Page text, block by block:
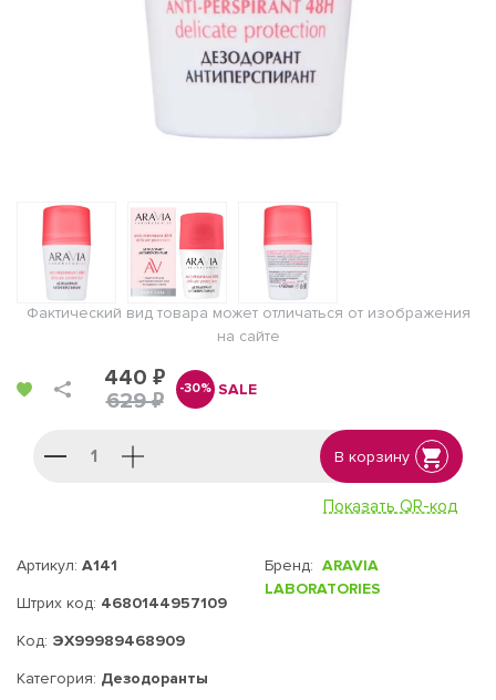
Фактический вид товара может отличаться от изображения
на сайте
440 ₽
629 ₽
-30% SALE
В корзину
Показать QR-код
Артикул: А141
Штрих код: 4680144957109
Код: ЭХ99989468909
Бренд: ARAVIA
LABORATORIES
Категория: Дезодоранты